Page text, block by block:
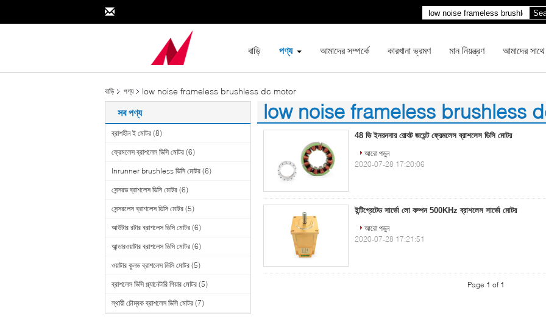
বাড়ি পণ্য আমাদের সম্পর্কে কারখানা ভ্রমণ মান নিয়ন্ত্রণ আমাদের
বাড়ি পণ্য low noise frameless brushless dc motor
সব পণ্য
ব্রাশহীন ই মোটর (8)
ফ্রেমলেস ব্রাশলেস ডিসি মোটর (6)
inrunner brushless ডিসি মোটর (6)
সেন্সরড ব্রাশলেস ডিসি মোটর (6)
সেন্সরলেস ব্রাশলেস ডিসি মোটর (5)
আউটার রটার ব্রাশলেস ডিসি মোটর (6)
আন্ডারওয়াটার ব্রাশলেস ডিসি মোটর (6)
ওয়াটার কুলড ব্রাশলেস ডিসি মোটর (5)
ব্রাশলেস ডিসি প্ল্যানেটারি গিয়ার মোটর (5)
স্থায়ী চৌম্বক ব্রাশলেস ডিসি মোটর (7)
low noise frameless brushless
(2) 48 ভি ইনরননার রোবট জয়েন্ট ফ্রেমলেস ব্রাশলেস ডিসি মোটর
আরো পড়ুন
2020-07-28 17:20:06
ইন্টিগ্রেটেড সার্ভো লো কম্পন 500KHz ব্রাশলেস সার্ভো মোটর
আরো পড়ুন
2020-07-28 17:21:51
Page 1 of 1